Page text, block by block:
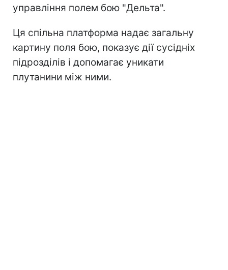
управління полем бою "Дельта".
Ця спільна платформа надає загальну
картину поля бою, показує дії сусідніх
підрозділів і допомагає уникати
плутанини між ними.